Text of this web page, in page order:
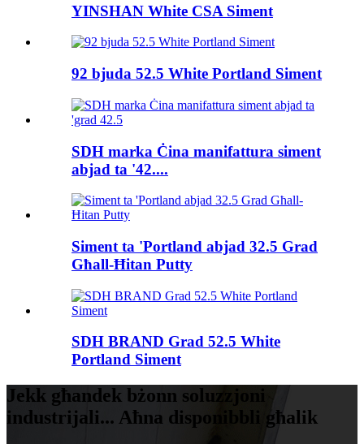
YINSHAN White CSA Siment
92 bjuda 52.5 White Portland Siment
SDH marka Ċina manifattura siment
abjad ta '42....
Siment ta 'Portland abjad 32.5 Grad
Għall-Ħitan Putty
SDH BRAND Grad 52.5 White
Portland Siment
Jekk għandek bżonn soluzzjoni
industrijali... Aħna disponibbli għalik